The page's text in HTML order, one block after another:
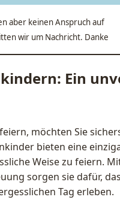
aber keinen Anspruch auf
wir um Nachricht. Danke
Ein
möchten Sie
bieten eine
Weise zu feiern.
sorgen sie dafür,
Tag erleben.